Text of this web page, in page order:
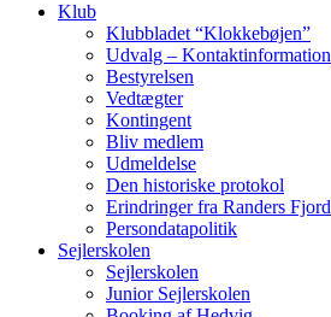
Klub
Klubbladet “Klokkebøjen”
Udvalg – Kontaktinformation
Bestyrelsen
Vedtægter
Kontingent
Bliv medlem
Udmeldelse
Den historiske protokol
Erindringer fra Randers Fjord
Persondatapolitik
Sejlerskolen
Sejlerskolen
Junior Sejlerskolen